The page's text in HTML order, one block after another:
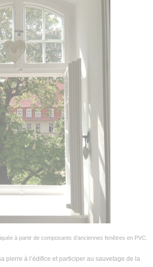
à partir de composants d’anciennes fenêtres en PVC.
pierre à l’édifice et participer au sauvetage de la